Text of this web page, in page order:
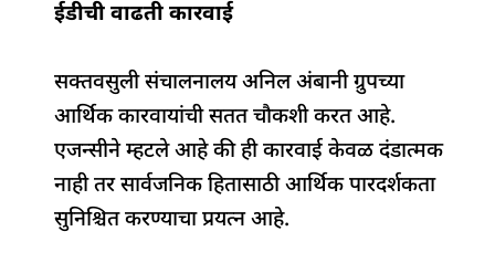
ईडीची वाढती कारवाई
सक्तवसुली संचालनालय अनिल अंबानी ग्रुपच्या
आर्थिक कारवायांची सतत चौकशी करत आहे.
एजन्सीने म्हटले आहे की ही कारवाई केवळ दंडात्मक
नाही तर सार्वजनिक हितासाठी आर्थिक पारदर्शकता
सुनिश्चित करण्याचा प्रयत्न आहे.